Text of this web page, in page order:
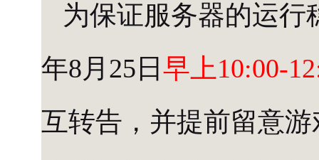
为保证服务器的运行
年8月25日 早上10:00-
互转告，并提前留意